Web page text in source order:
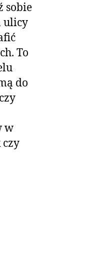
sobie
ulicy
To
do
w
czy